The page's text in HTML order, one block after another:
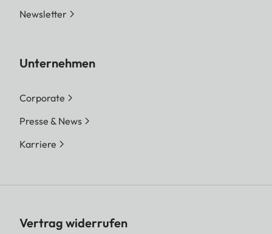
Newsletter
Unternehmen
Corporate
Presse & News
Karriere
Vertrag widerrufen